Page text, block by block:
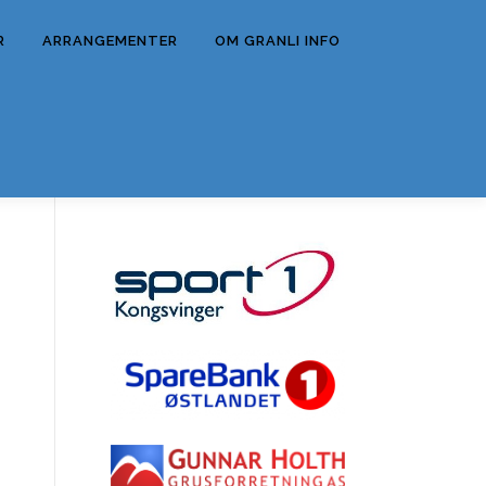
ARRANGEMENTER OM GRANLI INFO